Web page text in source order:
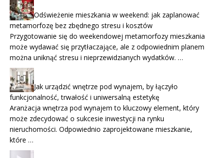
Odświeżenie mieszkania w weekend: jak zaplanować
metamorfozę bez zbędnego stresu i kosztów
Przygotowanie się do weekendowej metamorfozy mieszkania
może wydawać się przytłaczające, ale z odpowiednim planem
można uniknąć stresu i nieprzewidzianych wydatków. …
Jak urządzić wnętrze pod wynajem, by łączyło
funkcjonalność, trwałość i uniwersalną estetykę
Aranżacja wnętrza pod wynajem to kluczowy element, który
może zdecydować o sukcesie inwestycji na rynku
nieruchomości. Odpowiednio zaprojektowane mieszkanie,
które …